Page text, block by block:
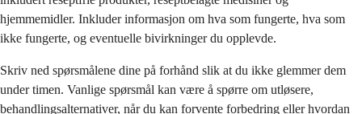
hjemmemidler. Inkluder informasjon om hva som fungerte, hva som
ikke fungerte, og eventuelle bivirkninger du opplevde.
Skriv ned spørsmålene dine på forhånd slik at du ikke glemmer dem
under timen. Vanlige spørsmål kan være å spørre om utløsere,
behandlingsalternativer, når du kan forvente forbedring eller hvordan